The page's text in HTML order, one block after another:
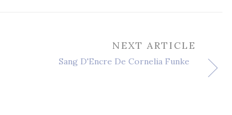
NEXT ARTICLE
Sang D'Encre De Cornelia Funke